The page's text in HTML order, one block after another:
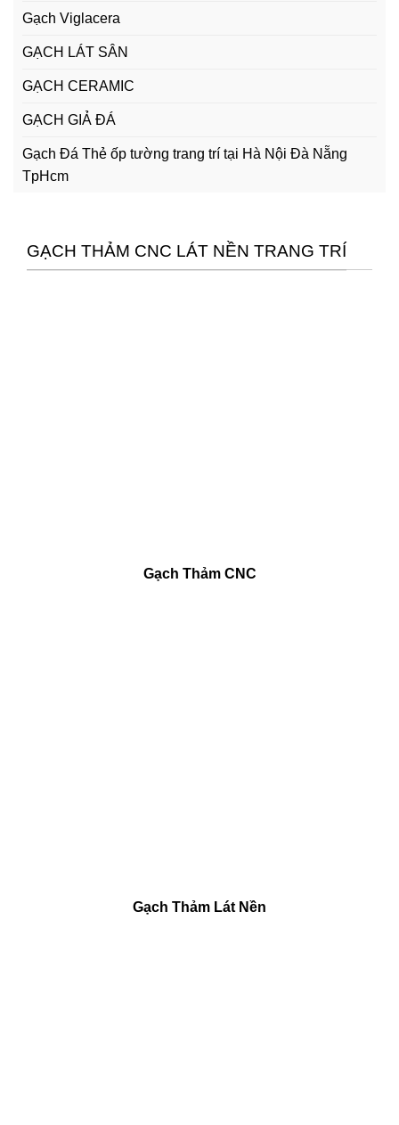
Gạch Viglacera
GẠCH LÁT SÂN
GẠCH CERAMIC
GẠCH GIẢ ĐÁ
Gạch Đá Thẻ ốp tường trang trí tại Hà Nội Đà Nẵng
TpHcm
GẠCH THẢM CNC LÁT NỀN TRANG TRÍ
Gạch Thảm CNC
Gạch Thảm Lát Nền